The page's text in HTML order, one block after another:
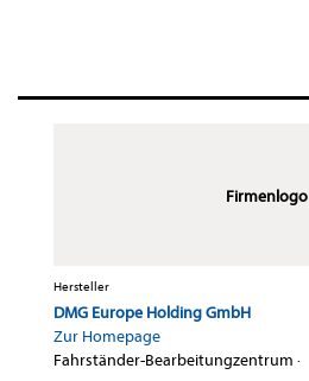
Firmenlogo
Hersteller
DMG Europe Holding GmbH
Zur Homepage
Fahrständer-Bearbeitungzentrum ·